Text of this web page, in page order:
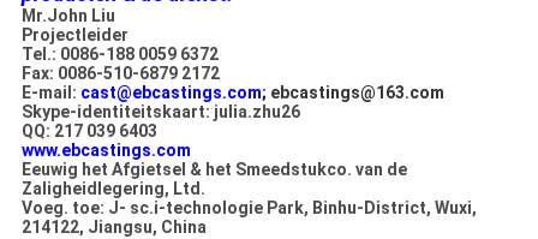
Mr.John Liu
Projectleider
Tel.: 0086-188 0059 6372
Fax: 0086-510-6879 2172
E-mail: cast@ebcastings.com; ebcastings@163.com
Skype-identiteitskaart: julia.zhu26
QQ: 217 039 6403
www.ebcastings.com
Eeuwig het Afgietsel & het Smeedstukco. van de
Zaligheidlegering, Ltd.
Voeg. toe: J- sc.i-technologie Park, Binhu-District, Wuxi,
214122, Jiangsu, China